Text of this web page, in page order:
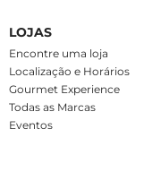
LOJAS
Encontre uma loja
Localização e Horários
Gourmet Experience
Todas as Marcas
Eventos